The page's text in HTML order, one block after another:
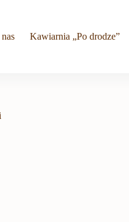
Kawiarnia „Po drodze”